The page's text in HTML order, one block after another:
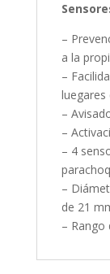
–
a la
–
–
–
– 4
–
de 21
– Rango